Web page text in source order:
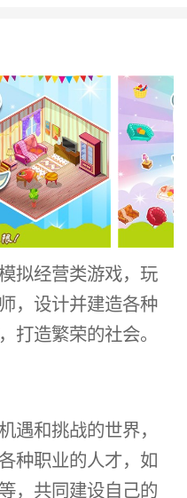
拟经营类游戏，玩
，设计并建造各种
打造繁荣的社会。
遇和挑战的世界，
种职业的人才，如
，共同建设自己的